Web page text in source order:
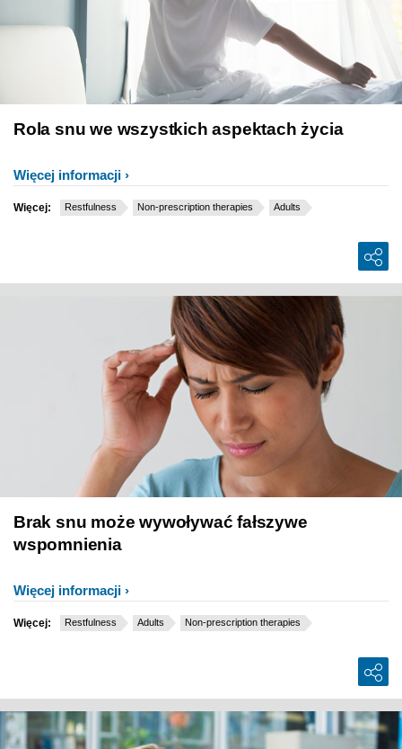
Rola snu we wszystkich aspektach życia
Więcej informacji
Więcej: Restfulness Non-prescription therapies Adults
Brak snu może wywoływać fałszywe
wspomnienia
Więcej informacji
Więcej: Restfulness Adults Non-prescription therapies